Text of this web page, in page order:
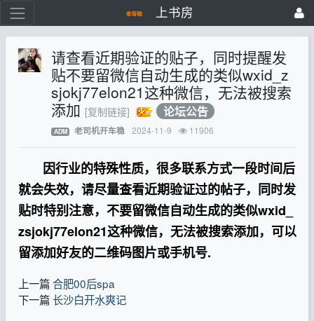
上书房
请查看近期验证的贴子，同时提醒发
贴不要留微信自动生成的类似wxid_z
sjokj77elon21这种微信，无法被搜索
添加 [复制链接] 论坛公告
ADM 老司机开车稳 2024-11-9 11906
因行业的特殊性质，很多联系方式一段时间后
就会失效，请尽量查看近期验证过的帖子，同时发
贴时特别注意，不要留微信自动生成的类似wxid_
zsjokj77elon21这种微信，无法被搜索添加，可以
留添加好友的二维码图片或手机号.
上一篇 合肥00后spa
下一篇 长沙白开水爽记